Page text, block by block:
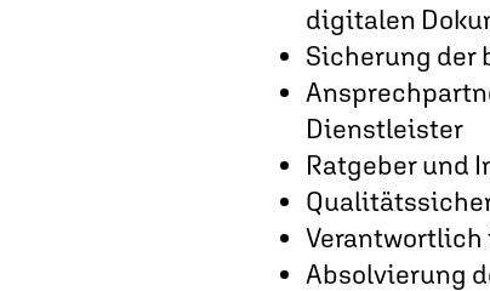
digitalen
Sicherung der
Dienstleister
Ratgeber und
Verantwortlich
Absolvierung